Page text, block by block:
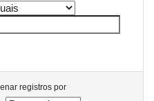
registros por